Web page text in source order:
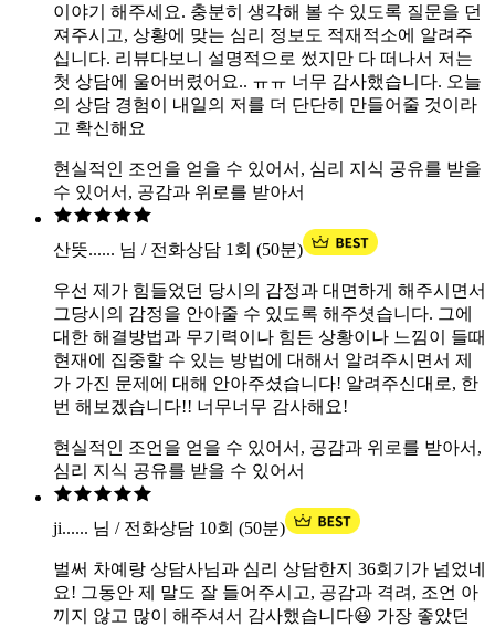
이야기 해주세요. 충분히 생각해 볼 수 있도록 질문을 던
져주시고, 상황에 맞는 심리 정보도 적재적소에 알려주
십니다. 리뷰다보니 설명적으로 썼지만 다 떠나서 저는
첫 상담에 울어버렸어요.. ㅠㅠ 너무 감사했습니다. 오늘
의 상담 경험이 내일의 저를 더 단단히 만들어줄 것이라
고 확신해요
현실적인 조언을 얻을 수 있어서, 심리 지식 공유를 받을
수 있어서, 공감과 위로를 받아서
산뜻...... 님 / 전화상담 1회 (50분)
우선 제가 힘들었던 당시의 감정과 대면하게 해주시면서
그당시의 감정을 안아줄 수 있도록 해주셧습니다. 그에
대한 해결방법과 무기력이나 힘든 상황이나 느낌이 들때
현재에 집중할 수 있는 방법에 대해서 알려주시면서 제
가 가진 문제에 대해 안아주셨습니다! 알려주신대로, 한
번 해보겠습니다!! 너무너무 감사해요!
현실적인 조언을 얻을 수 있어서, 공감과 위로를 받아서,
심리 지식 공유를 받을 수 있어서
ji...... 님 / 전화상담 10회 (50분)
벌써 차예랑 상담사님과 심리 상담한지 36회기가 넘었네
요! 그동안 제 말도 잘 들어주시고, 공감과 격려, 조언 아
끼지 않고 많이 해주셔서 감사했습니다😆 가장 좋았던